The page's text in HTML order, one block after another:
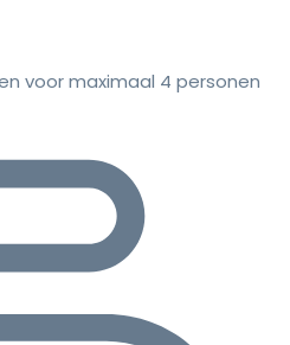
voor maximaal 4 personen